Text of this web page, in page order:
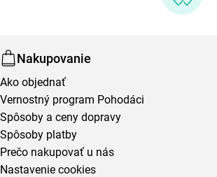
Nakupovanie
Ako objednať
Vernostný program Pohodáci
Spôsoby a ceny dopravy
Spôsoby platby
Prečo nakupovať u nás
Nastavenie cookies